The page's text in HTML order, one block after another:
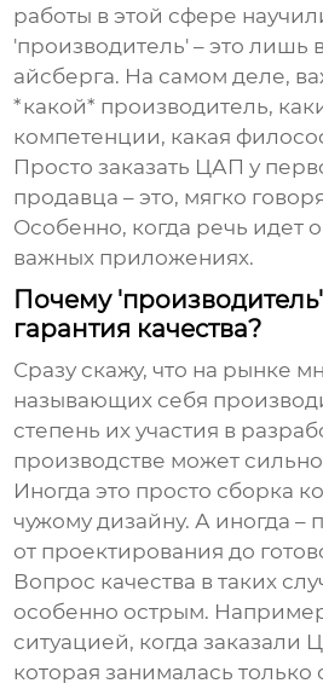
работы в этой сфере
'производитель' – это лишь
айсберга. На самом деле,
*какой* производитель,
компетенции, какая
Просто заказать ЦАП у
продавца – это, мягко
Особенно, когда речь идет
важных приложениях.
Почему 'производитель'
гарантия качества?
Сразу скажу, что на рынке
называющих себя
степень их участия в
производстве может сильно
Иногда это просто сборка
чужому дизайну. А иногда –
от проектирования до
Вопрос качества в таких
особенно острым.
ситуацией, когда заказали
которая занималась только